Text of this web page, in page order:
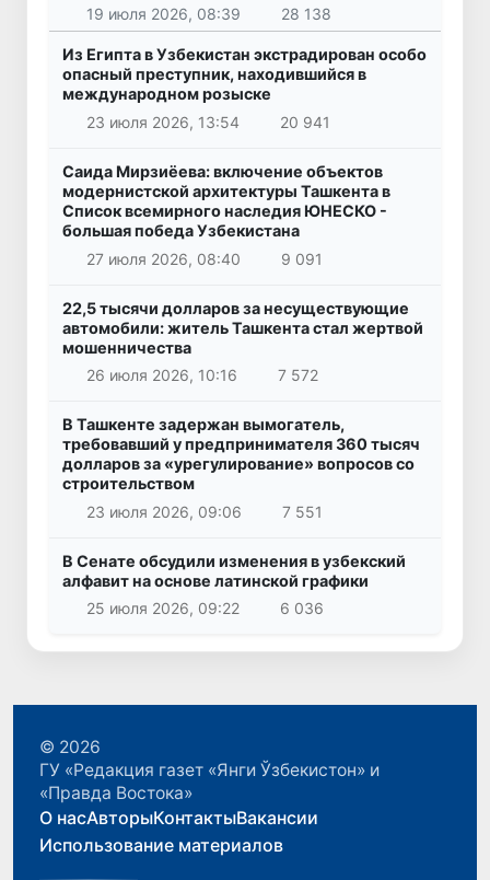
19 июля 2026, 08:39 28 138
Из Египта в Узбекистан экстрадирован особо
опасный преступник, находившийся в
международном розыске
23 июля 2026, 13:54
20 941
Саида Мирзиёева: включение объектов
модернистской архитектуры Ташкента в
Список всемирного наследия ЮНЕСКО -
большая победа Узбекистана
27 июля 2026, 08:40
9 091
22,5 тысячи долларов за несуществующие
автомобили: житель Ташкента стал жертвой
мошенничества
26 июля 2026, 10:16
7 572
В Ташкенте задержан вымогатель,
требовавший у предпринимателя 360 тысяч
долларов за «урегулирование» вопросов со
строительством
23 июля 2026, 09:06
7 551
В Сенате обсудили изменения в узбекский
алфавит на основе латинской графики
25 июля 2026, 09:22
6 036
© 2026
ГУ «Редакция газет «Янги Ўзбекистон» и
«Правда Востока»
О насАвторыКонтактыВакансии
Использование материалов